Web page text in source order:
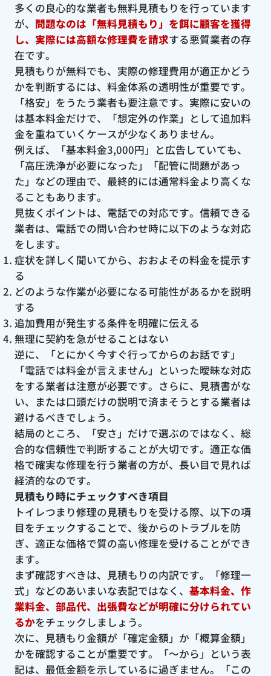
多くの良心的な業者も無料見積もりを行っています
が、 問題なのは「無料見積もり」を餌に顧客を獲得
し、実際には高額な修理費を請求する悪質業者の存
在です。
見積もりが無料でも、実際の修理費用が適正かどう
かを判断するには、料金体系の透明性が重要です。
「格安」をうたう業者も要注意です。実際に安いの
は基本料金だけで、「想定外の作業」として追加料
金を重ねていくケースが少なくありません。
例えば、「基本料金3,000円」と広告していても、
「高圧洗浄が必要になった」「配管に問題があっ
た」などの理由で、最終的には通常料金より高くな
ることもあります。
見抜くポイントは、電話での対応です。信頼できる
業者は、電話での問い合わせ時に以下のような対応
をします。
症状を詳しく聞いてから、おおよその料金を提示す
る
どのような作業が必要になる可能性があるかを説明
する
追加費用が発生する条件を明確に伝える
無理に契約を急がせることはない
逆に、「とにかく今すぐ行ってからのお話です」
「電話では料金が言えません」といった曖昧な対応
をする業者は注意が必要です。さらに、見積書がな
い、または口頭だけの説明で済まそうとする業者は
避けるべきでしょう。
結局のところ、「安さ」だけで選ぶのではなく、総
合的な信頼性で判断することが大切です。適正な価
格で確実な修理を行う業者の方が、長い目で見れば
経済的なのです。
見積もり時にチェックすべき項目
トイレつまり修理の見積もりを受ける際、以下の項
目をチェックすることで、後からのトラブルを防
ぎ、適正な価格で質の高い修理を受けることができ
ます。
まず確認すべきは、見積もりの内訳です。「修理一
式」などのあいまいな表記ではなく、 基本料金、作
業料金、部品代、出張費などが明確に分けられてい
るかをチェックしましょう。
次に、見積もり金額が「確定金額」か「概算金額」
かを確認することが重要です。「〜から」という表
記は、最低金額を示しているに過ぎません。「この